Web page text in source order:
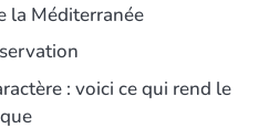
la Méditerranée
: voici ce qui rend le